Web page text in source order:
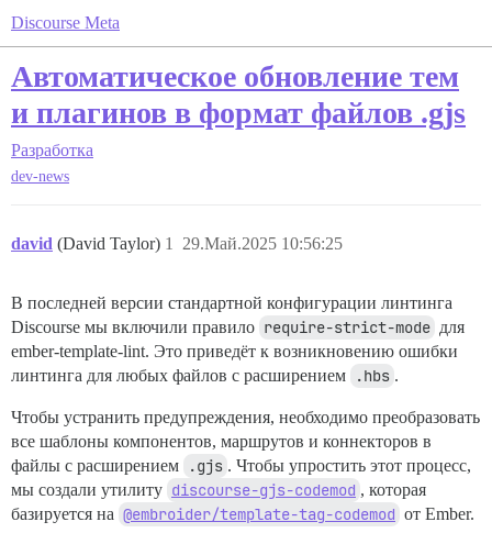
Discourse Meta
Автоматическое обновление тем
и плагинов в формат файлов .gjs
Разработка
dev-news
david (David Taylor) 29.Май.2025 10:56:25
1
В последней версии стандартной конфигурации линтинга
Discourse мы включили правило require-strict-mode для
ember-template-lint. Это приведёт к возникновению ошибки
линтинга для любых файлов с расширением
.hbs .
Чтобы устранить предупреждения, необходимо преобразовать
все шаблоны компонентов, маршрутов и коннекторов в
файлы с расширением
.gjs . Чтобы упростить этот процесс,
мы создали утилиту discourse-gjs-codemod , которая
базируется на @embroider/template-tag-codemod от Ember.